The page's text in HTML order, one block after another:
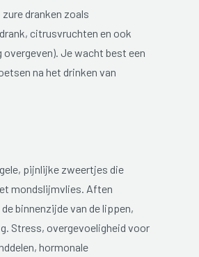
dranken zoals
citrusvruchten en ook
overgeven). Je wacht best een
na het drinken van
pijnlijke zweertjes die
mondslijmvlies. Aften
binnenzijde van de lippen,
Stress, overgevoeligheid voor
hormonale